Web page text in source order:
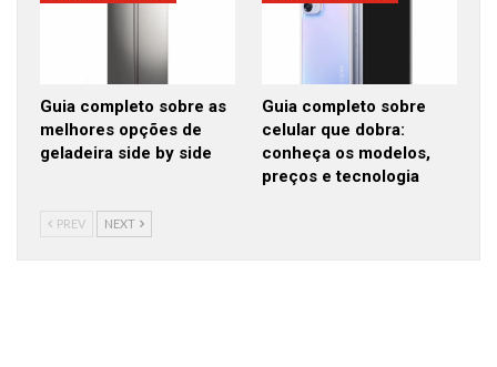
Guia completo sobre as
melhores opções de
geladeira side by side
Guia completo sobre
celular que dobra:
conheça os modelos,
preços e tecnologia
PREV NEXT